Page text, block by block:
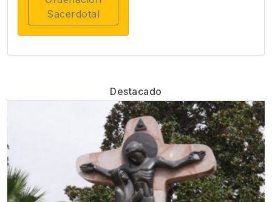
Sacerdotal
Destacado